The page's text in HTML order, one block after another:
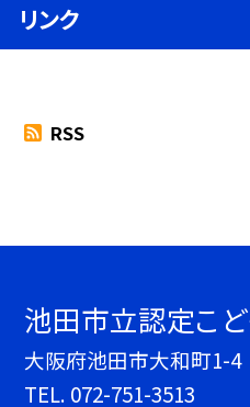
リンク
RSS
池田市立認定こ
大阪府池田市大和町1-4
TEL. 072-751-3513